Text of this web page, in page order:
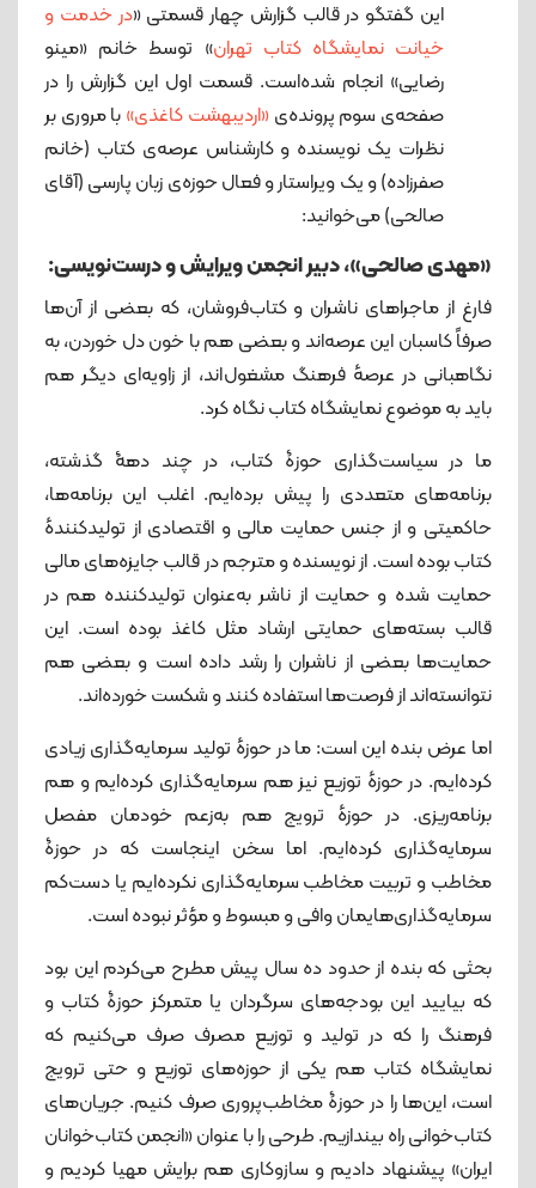
این گفتگو در قالب گزارش چهار قسمتی «در خدمت و
خیانت نمایشگاه کتاب تهران» توسط خانم «مینو
رضایی» انجام شده‌است. قسمت اول این گزارش را در
صفحه‌ی سوم پرونده‌ی«اردیبهشت کاغذی» با مروری بر
نظرات یک نویسنده و کارشناس عرصه‌ی کتاب (خانم
صفرزاده) و یک ویراستار و فعال حوزه‌ی زبان پارسی (آقای
صالحی) می‌خوانید:
«مهدی صالحی»، دبیر انجمن ویرایش و درست‌نویسی:
فارغ از ماجراهای ناشران و کتاب‌فروشان، که بعضی از آن‌ها
صرفاً کاسبان این عرصه‌اند و بعضی هم با خون دل خوردن، به
نگاهبانی در عرصهٔ فرهنگ‌ مشغول‌اند، از زاویه‌ای دیگر هم
باید به موضوع نمایشگاه کتاب نگاه کرد.
ما در سیاست‌گذاری حوزۀ کتاب، در چند دهۀ گذشته،
برنامه‌های متعددی را پیش برده‌ایم. اغلب این برنامه‌ها،
حاکمیتی و از جنس حمایت مالی و اقتصادی از تولیدکنندهٔ
کتاب بوده‌ است. از نویسنده و مترجم در قالب جایزه‌های مالی
حمایت شده و حمایت از ناشر به‌عنوان تولیدکننده هم در
قالب بسته‌های حمایتی ارشاد مثل کاغذ بوده است. این
حمایت‌ها بعضی از ناشران را رشد داده است و بعضی هم
نتوانسته‌اند از فرصت‌ها استفاده کنند و شکست خورده‌اند.
اما عرض بنده این است: ما در حوزهٔ تولید سرمایه‌گذاری زیادی
کرده‌ایم. در حوزهٔ توزیع نیز هم سرمایه‌گذاری کرده‌ایم و هم
برنامه‌ریزی. در حوزهٔ ترویج هم به‌زعم خودمان مفصل
سرمایه‌گذاری کرده‌ایم. اما سخن اینجاست که در حوزۀ
مخاطب و تربیت مخاطب سرمایه‌گذاری نکرده‌ایم یا دست‌کم
سرمایه‌گذاری‌هایمان وافی و مبسوط و مؤثر نبوده‌ است.
بحثی که بنده از حدود ده سال پیش مطرح می‌کردم این بود
که بیایید این بودجه‌های سرگردان یا متمرکز حوزۀ کتاب و
فرهنگ را که در تولید و توزیع مصرف صرف می‌کنیم که
نمایشگاه کتاب هم یکی از حوزه‌های توزیع و حتی ترویج
است، این‌ها را در حوزۀ مخاطب‌پروری صرف کنیم. جریان‌های
کتاب‌خوانی راه بیندازیم. طرحی را با عنوان «انجمن کتاب‌خوانان
ایران» پیشنهاد دادیم و سازوکاری هم برایش مهیا کردیم و